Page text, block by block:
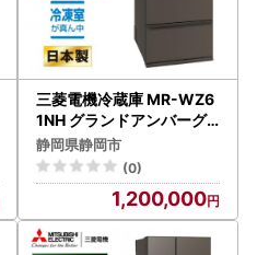
三菱電機冷蔵庫 MR-WZ6
1NH グランドアンバーグ
レー 6ドア 観音開き 標準
設置付【沖縄・離島・一部
山間地域:配送不可】冷凍
庫 冷蔵 冷凍 家電 家電製品
電化製品 キッチン家電 家
庭用
静岡県静岡市
(0)
1,200,000